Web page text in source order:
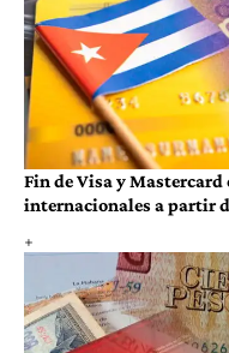
Fin de Visa y Mastercard
internacionales a partir